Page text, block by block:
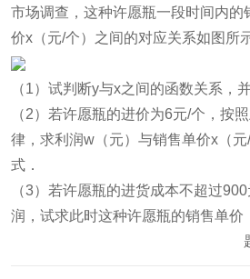
市场调查，这种许愿瓶一段时间内的
价x（元/个）之间的对应关系如图所
（1）试判断y与x之间的函数关系，
（2）若许愿瓶的进价为6元/个，按
律，求利润w（元）与销售单价x（
式．
（3）若许愿瓶的进货成本不超过
润，试求此时这种许愿瓶的销售单价